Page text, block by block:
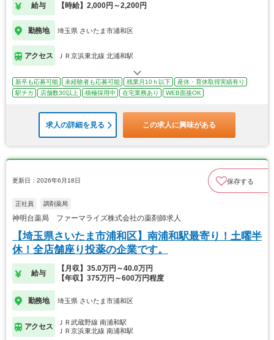
給与 【時給】2,000円～2,200円
勤務地 埼玉県 さいたま市浦和区
アクセス ＪＲ京浜東北線 北浦和駅
新卒も応募可能 未経験者も応募可能 残業月10ｈ以下
産休・育休取得実績有り
駅チカ
店舗数30以上 積極採用中 在宅業務あり WEB面接OK
求人の詳細を見る この求人に興味がある
更新日：2026年6月18日 保存する
正社員 調剤薬局
神明台薬局 ファーマライズ株式会社の薬剤師求人
【埼玉県さいたま市浦和区】南浦和駅最寄り！土曜半
休！全店舗座り投薬の企業です。
給与
【月収】35.0万円～40.0万円
【年収】375万円～600万円程度
勤務地 埼玉県 さいたま市浦和区
アクセス
ＪＲ武蔵野線 南浦和駅
ＪＲ京浜東北線 南浦和駅